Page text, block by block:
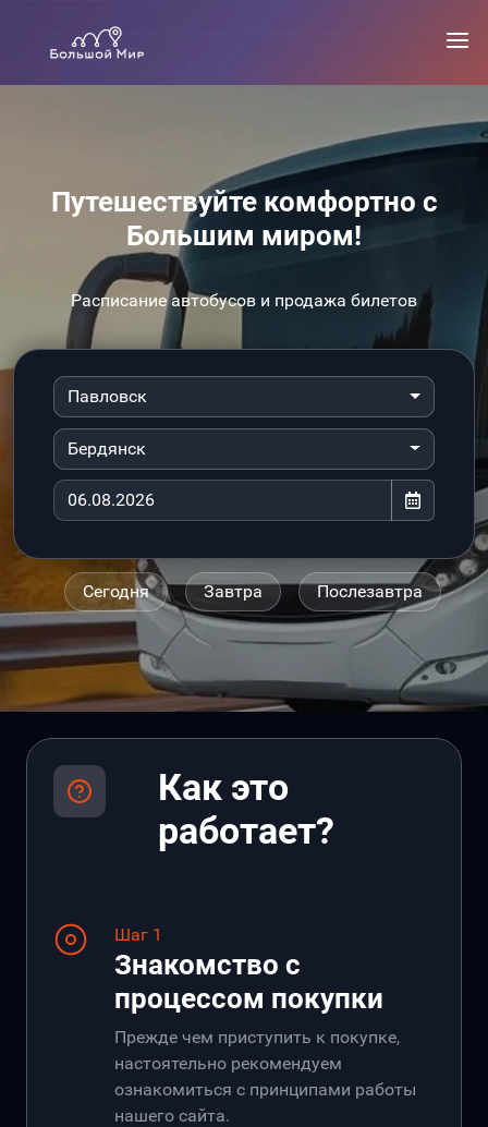
Путешествуйте комфортно с
Большим миром!
Расписание автобусов и продажа билетов
Павловск
Бердянск
Сегодня Завтра Послезавтра
Как это
работает?
Шаг 1
Знакомство с
процессом покупки
Прежде чем приступить к покупке,
настоятельно рекомендуем
ознакомиться с принципами работы
нашего сайта.